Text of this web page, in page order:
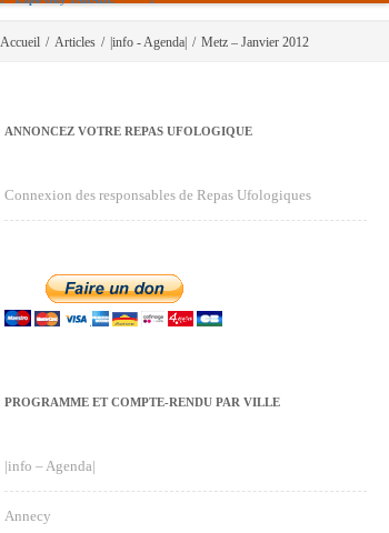
Accueil / Articles / |info - Agenda| / Metz – Janvier 2012
ANNONCEZ VOTRE REPAS UFOLOGIQUE
Connexion des responsables de Repas Ufologiques
PROGRAMME ET COMPTE-RENDU PAR VILLE
|info – Agenda|
Annecy